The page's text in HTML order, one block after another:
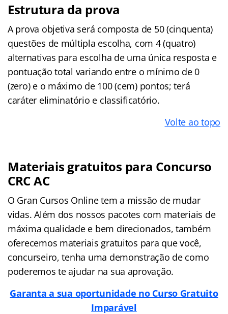
Estrutura da prova
A prova objetiva será composta de 50 (cinquenta)
questões de múltipla escolha, com 4 (quatro)
alternativas para escolha de uma única resposta e
pontuação total variando entre o mínimo de 0
(zero) e o máximo de 100 (cem) pontos; terá
caráter eliminatório e classificatório.
Volte ao topo
Materiais gratuitos para Concurso
CRC AC
O Gran Cursos Online tem a missão de mudar
vidas. Além dos nossos pacotes com materiais de
máxima qualidade e bem direcionados, também
oferecemos materiais gratuitos para que você,
concurseiro, tenha uma demonstração de como
poderemos te ajudar na sua aprovação.
Garanta a sua oportunidade no Curso Gratuito
Imparável